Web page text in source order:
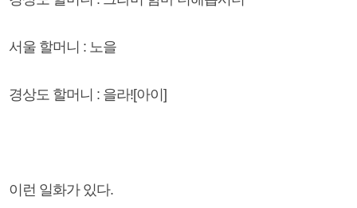
서울 할머니 : 노을
경상도 할머니 : 을라![아이]
이런 일화가 있다.